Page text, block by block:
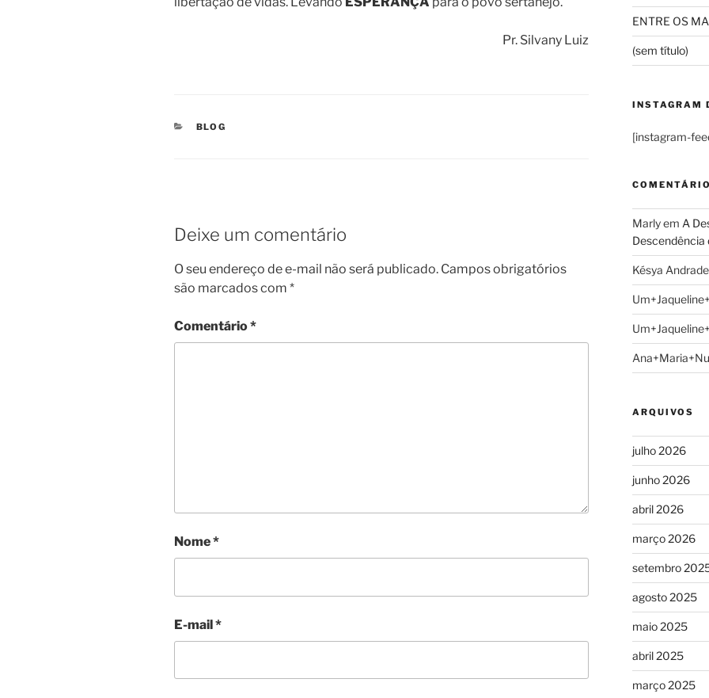
Pr. Silvany Luiz
CATEGORIAS
BLOG
Deixe um comentário
O seu endereço de e-mail não será publicado. Campos obrigatórios
são marcados com *
Comentário*
Nome*
E-mail*
ENTRE OS
(sem título)
INSTAGRAM
[instagram-
Marlyem A
Descendência
Késya Andrade
ARQUIVOS
julho 2026
junho 2026
abril 2026
março 2026
setembro
agosto 2025
maio 2025
abril 2025
março 2025